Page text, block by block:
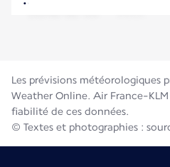
Les prévisions météorologiques
Weather Online. Air France-
fiabilité de ces données.
© Textes et photographies :